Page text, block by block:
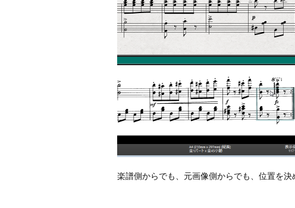
楽譜側からでも、元画像側からでも、位置を